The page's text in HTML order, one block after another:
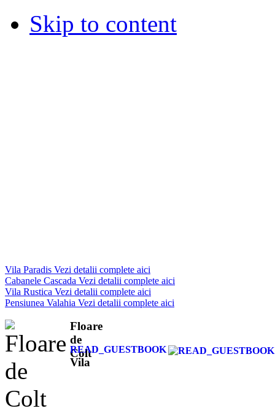
Skip to content
Cabanele Cascada Vezi detalii complete aici
Vila Rustica Vezi detalii complete aici
Pensiunea Valahia Vezi detalii complete aici
de
Colt
.AG_classic
Vila
READ_GUESTBOOK